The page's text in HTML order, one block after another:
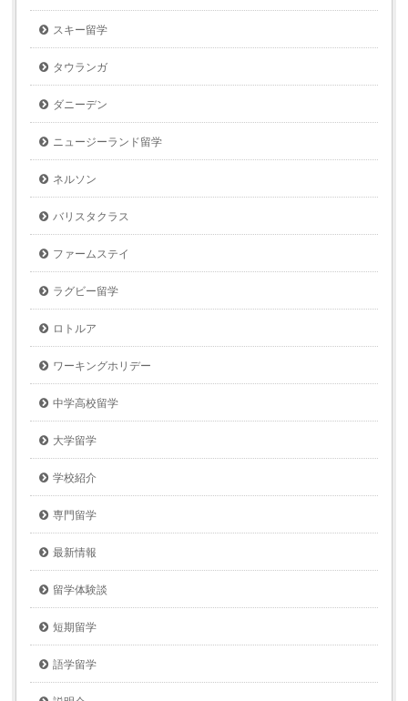
スキー留学
タウランガ
ダニーデン
ニュージーランド留学
ネルソン
バリスタクラス
ファームステイ
ラグビー留学
ロトルア
ワーキングホリデー
中学高校留学
大学留学
学校紹介
専門留学
最新情報
留学体験談
短期留学
語学留学